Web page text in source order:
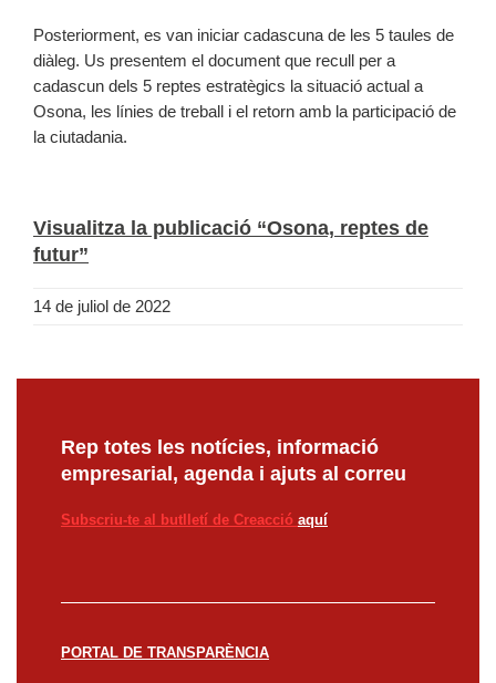
Posteriorment, es van iniciar cadascuna de les 5 taules de
diàleg. Us presentem el document que recull per a
cadascun dels 5 reptes estratègics la situació actual a
Osona, les línies de treball i el retorn amb la participació de
la ciutadania.
Visualitza la publicació “Osona, reptes de
futur”
14 de juliol de 2022
Rep totes les notícies, informació
empresarial, agenda i ajuts al correu
Subscriu-te al butlletí de Creacció aquí
PORTAL DE TRANSPARÈNCIA